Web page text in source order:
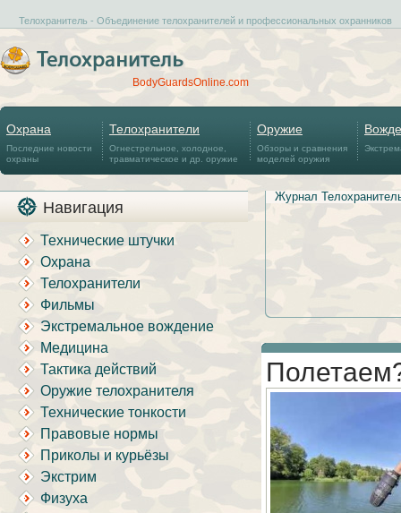
Телохранитель - Объединение телохранителей и профессиональных охранников
BodyGuardsOnline.com
Охрана
Последние новости
охраны
Телохранители
Огнестрельное, холодное,
травматическое и др. оружие
Оружие
Обзоры и сравнения
моделей оружия
Навигация
Технические штучки
Охрана
Телохранители
Фильмы
Экстремальное вождение
Медицина
Тактика действий
Оружие телохранителя
Технические тонкости
Правовые нормы
Приколы и курьёзы
Экстрим
Физуха
Журнал